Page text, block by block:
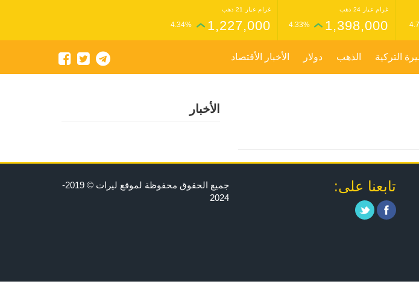
غرام عيار 24 ذهب
1,398,000
4.33%
غرام عيار 21 ذهب
1,227,000
4.34%
التركية الذهب دولار الأخبار الأقتصاد
الأخبار
تابعنا على:
جميع الحقوق محفوظة لموقع ليرات © 2019-
2024